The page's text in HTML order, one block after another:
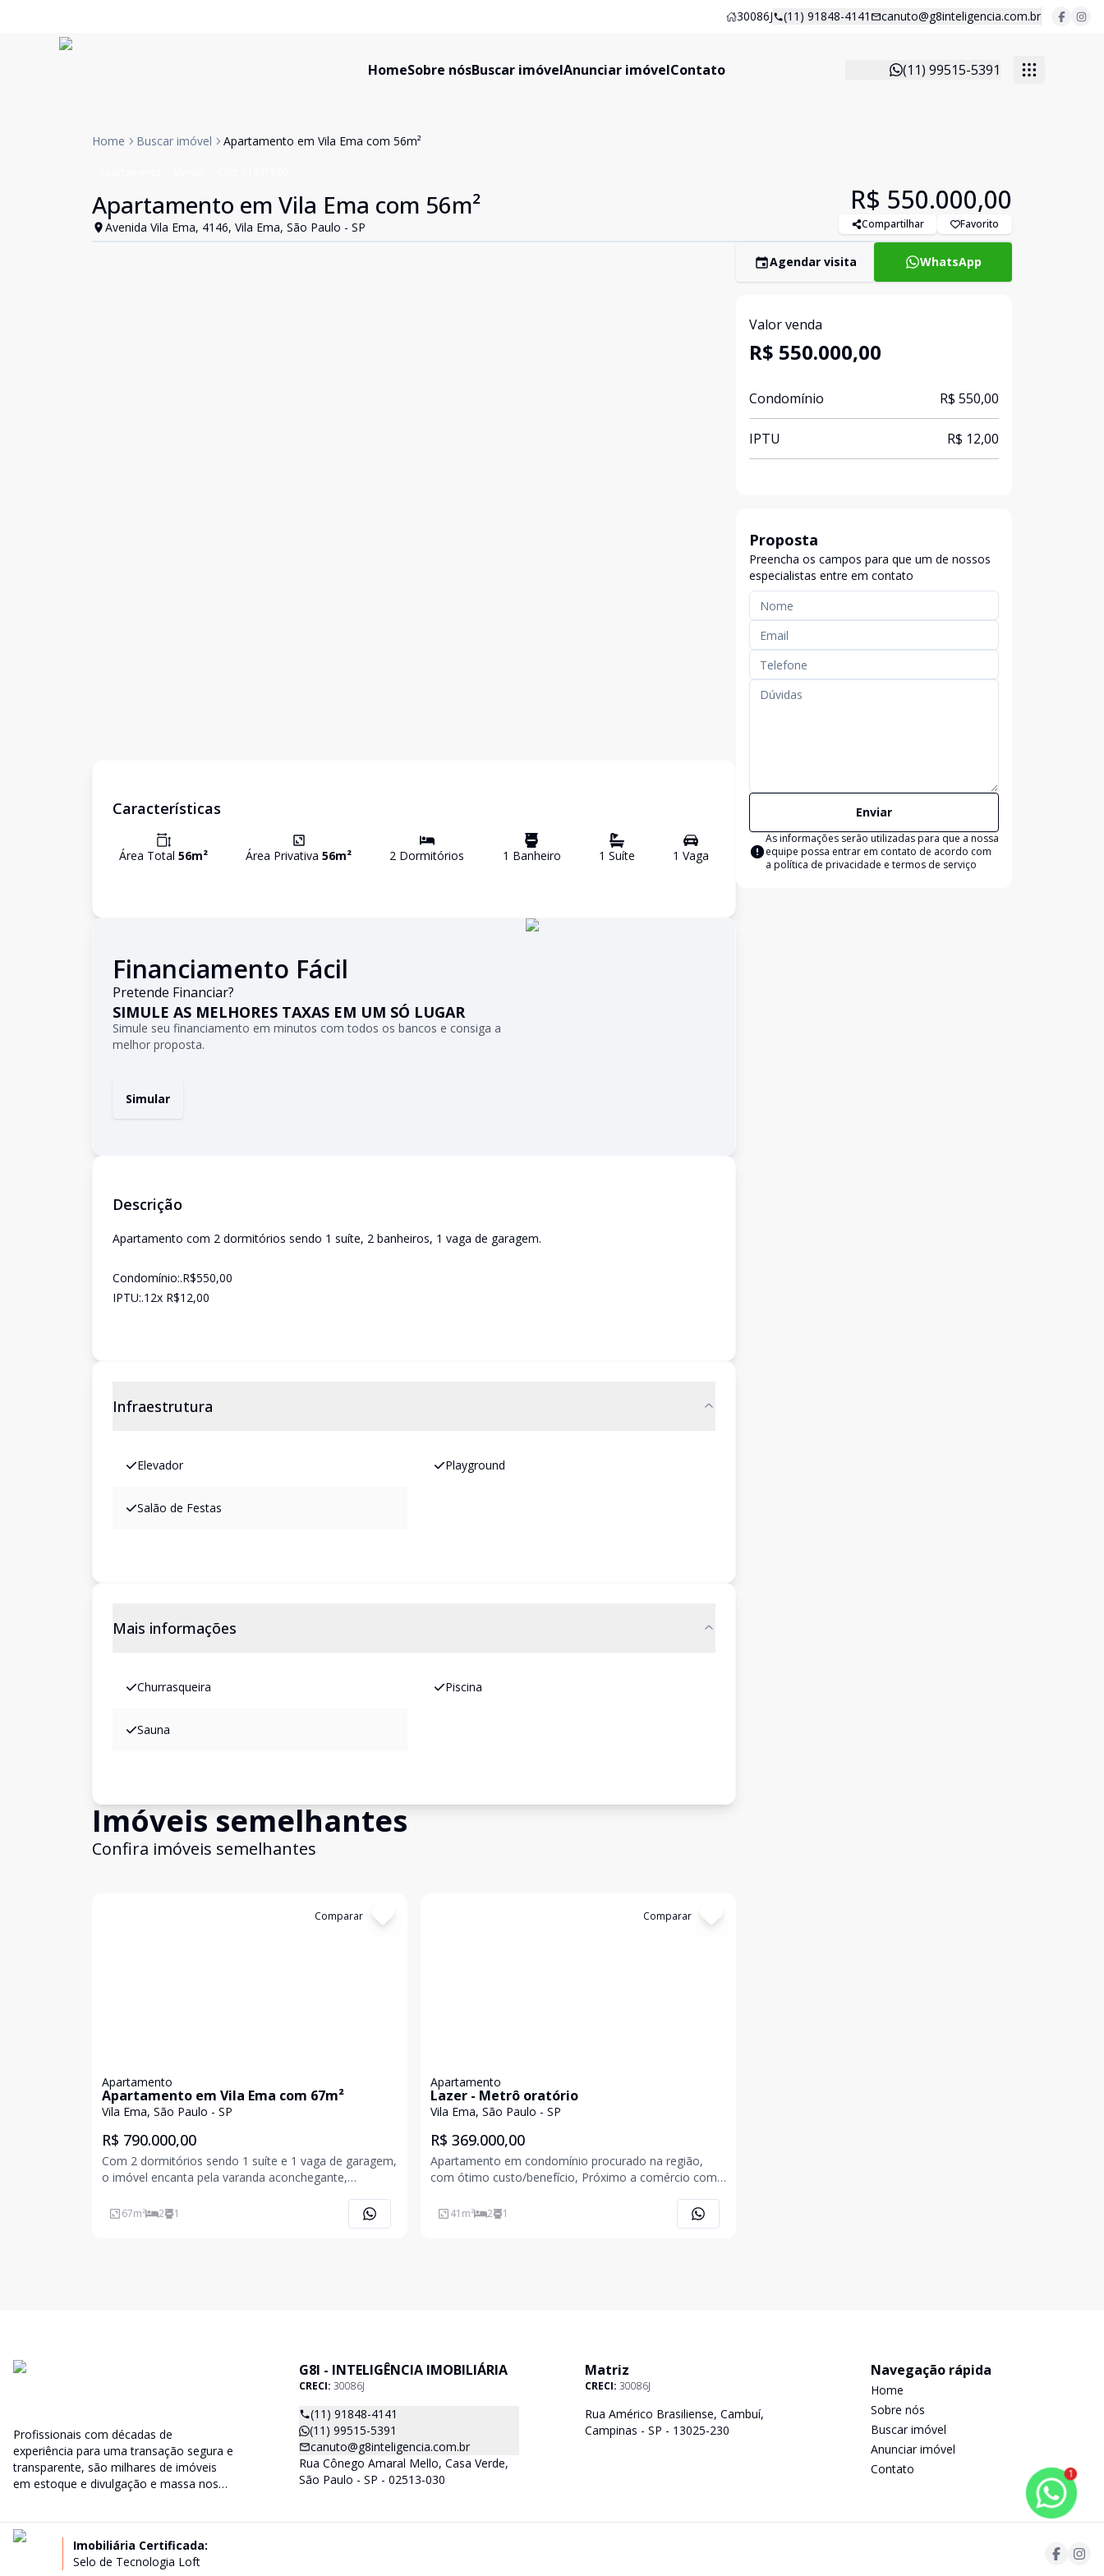
30086J (11) 91848-4141 canuto@g8inteligencia.com.br
HomeSobre nósBuscar imóvelAnunciar imóvelContato (11) 99515-5391
Home Buscar imóvel Apartamento em Vila Ema com 56m²
Apartamento em Vila Ema com 56m²
Avenida Vila Ema, 4146, Vila Ema, São Paulo - SP
R$ 550.000,00
Compartilhar Favorito
Características
Área Total 56m² Área Privativa56m² 2 Dormitórios 1 Banheiro 1 Suíte 1 Vaga
Financiamento Fácil
Pretende Financiar?
SIMULE AS MELHORES TAXAS EM UM SÓ LUGAR
Simule seu financiamento em minutos com todos os bancos e consiga a
melhor proposta.
Simular
Descrição
Apartamento com 2 dormitórios sendo 1 suíte, 2 banheiros, 1 vaga de garagem.
Condomínio:.R$550,00
IPTU:.12x R$12,00
Infraestrutura
Elevador Playground
Salão de Festas
Mais informações
Churrasqueira Piscina
Sauna
Imóveis semelhantes
Confira imóveis semelhantes
Comparar
Apartamento
Apartamento em Vila Ema com 67m²
Vila Ema, São Paulo - SP
R$ 790.000,00
Com 2 dormitórios sendo 1 suíte e 1 vaga de garagem,
o imóvel encanta pela varanda aconchegante,
que67m² 2 1
Comparar
Apartamento
Lazer - Metrô oratório
Vila Ema, São Paulo - SP
R$ 369.000,00
Apartamento em condomínio procurado na região,
com ótimo custo/benefício, Próximo a comércio como
41 m² 2 1
Agendar visita WhatsApp
Valor venda
R$ 550.000,00
Condomínio R$ 550,00
IPTU R$ 12,00
Proposta
Preencha os campos para que um de nossos
especialistas entre em contato
Enviar
As informações serão utilizadas para que a nossa
equipe possa entrar em contato de acordo com
a política de privacidade e termos de serviço
Profissionais com décadas de
experiência para uma transação segura e
transparente, são milhares de imóveis
em estoque e divulgação e massa nos
G8I - INTELIGÊNCIA IMOBILIÁRIA
CRECI: 30086J
(11) 91848-4141
(11) 99515-5391
canuto@g8inteligencia.com.br
Rua Cônego Amaral Mello, Casa Verde,
São Paulo - SP - 02513-030
Matriz
CRECI: 30086J
Rua Américo Brasiliense, Cambuí,
Campinas - SP - 13025-230
Navegação rápida
Home
Sobre nós
Buscar imóvel
Anunciar imóvel
Contato
Imobiliária Certificada:
Selo de Tecnologia Loft
1